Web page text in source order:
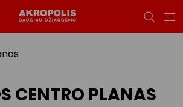
CENTRO PLANAS